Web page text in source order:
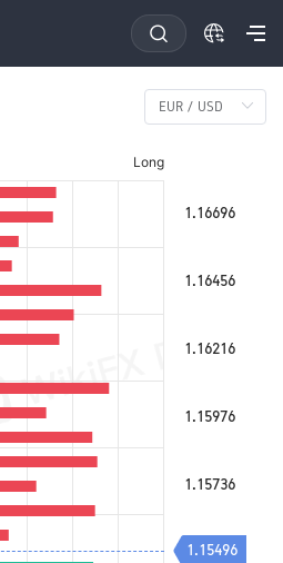
Long
1.16696
1.16456
1.16216
1.15976
1.15736
1.15496
1.15496